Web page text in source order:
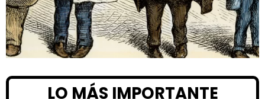
LO MÁS IMPORTANTE